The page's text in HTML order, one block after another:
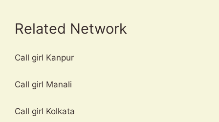
Related Network
Call girl Kanpur
Call girl Manali
Call girl Kolkata